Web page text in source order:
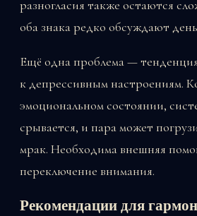
разногласия также остаются
оба знака редко обсуждают
Ещё одна проблема —
к депрессивным настроениям.
эмоциональном состоянии,
срывается, и пара может
мрак. Необходима внешняя
переключение внимания.
Рекомендации для